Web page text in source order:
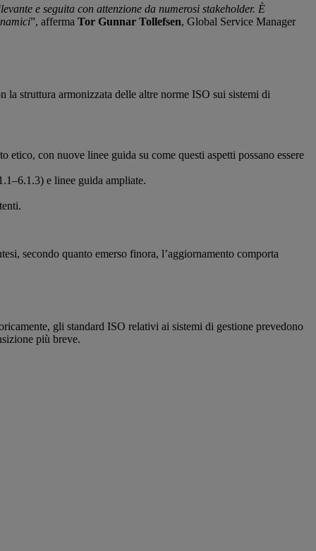
e seguita con attenzione da numerosi stakeholder. È
”, afferma Tor Gunnar Tollefsen, Global Service Manager
struttura armonizzata delle altre norme ISO sui sistemi di
con nuove linee guida su come questi aspetti possano essere
e linee guida ampliate.
secondo quanto emerso finora, l’aggiornamento comporta
gli standard ISO relativi ai sistemi di gestione prevedono
più breve.